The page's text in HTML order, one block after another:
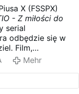
X (FSSPX)
- Z miłości do
serial
odbędzie się w
Film,
z Domem
lat, śledzi losy
misji i
świecie. Zwiastun
Mehr